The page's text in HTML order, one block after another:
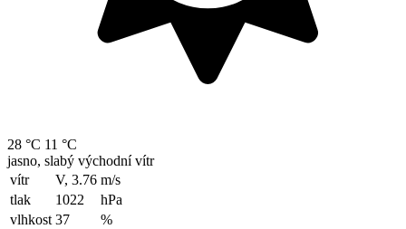
28 °C 11 °C
jasno, slabý východní vítr
vítr
V, 3.76 m/s
tlak
1022
hPa
vlhkost 37
%